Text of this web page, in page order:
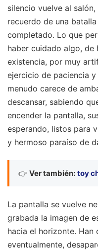
silencio vuelve al
recuerdo de una
completado. Lo que
haber cuidado algo, de
existencia, por muy
ejercicio de paciencia
menudo carece de
descansar, sabiendo
encender la pantalla,
esperando, listos para
y hermoso paraíso de
👉 Ver también: toy
La pantalla se vuelve
grabada la imagen de
hacia el horizonte. Han
eventualmente,